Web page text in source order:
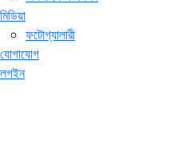
মিডিয়া
ফটোগ্যালারী
যোগাযোগ
লগইন